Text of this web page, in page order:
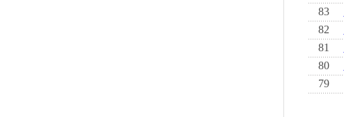
83
82
81
80
79